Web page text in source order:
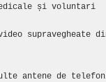
și voluntari
supravegheate
antene de